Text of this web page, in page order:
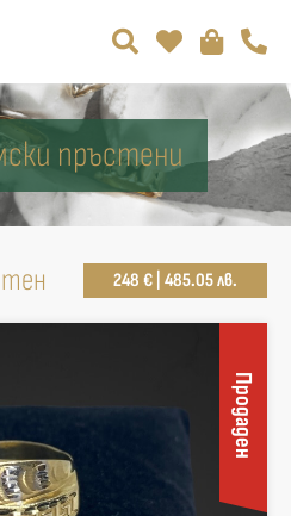
пръстени
248 € | 485.05 лв.
Продаден